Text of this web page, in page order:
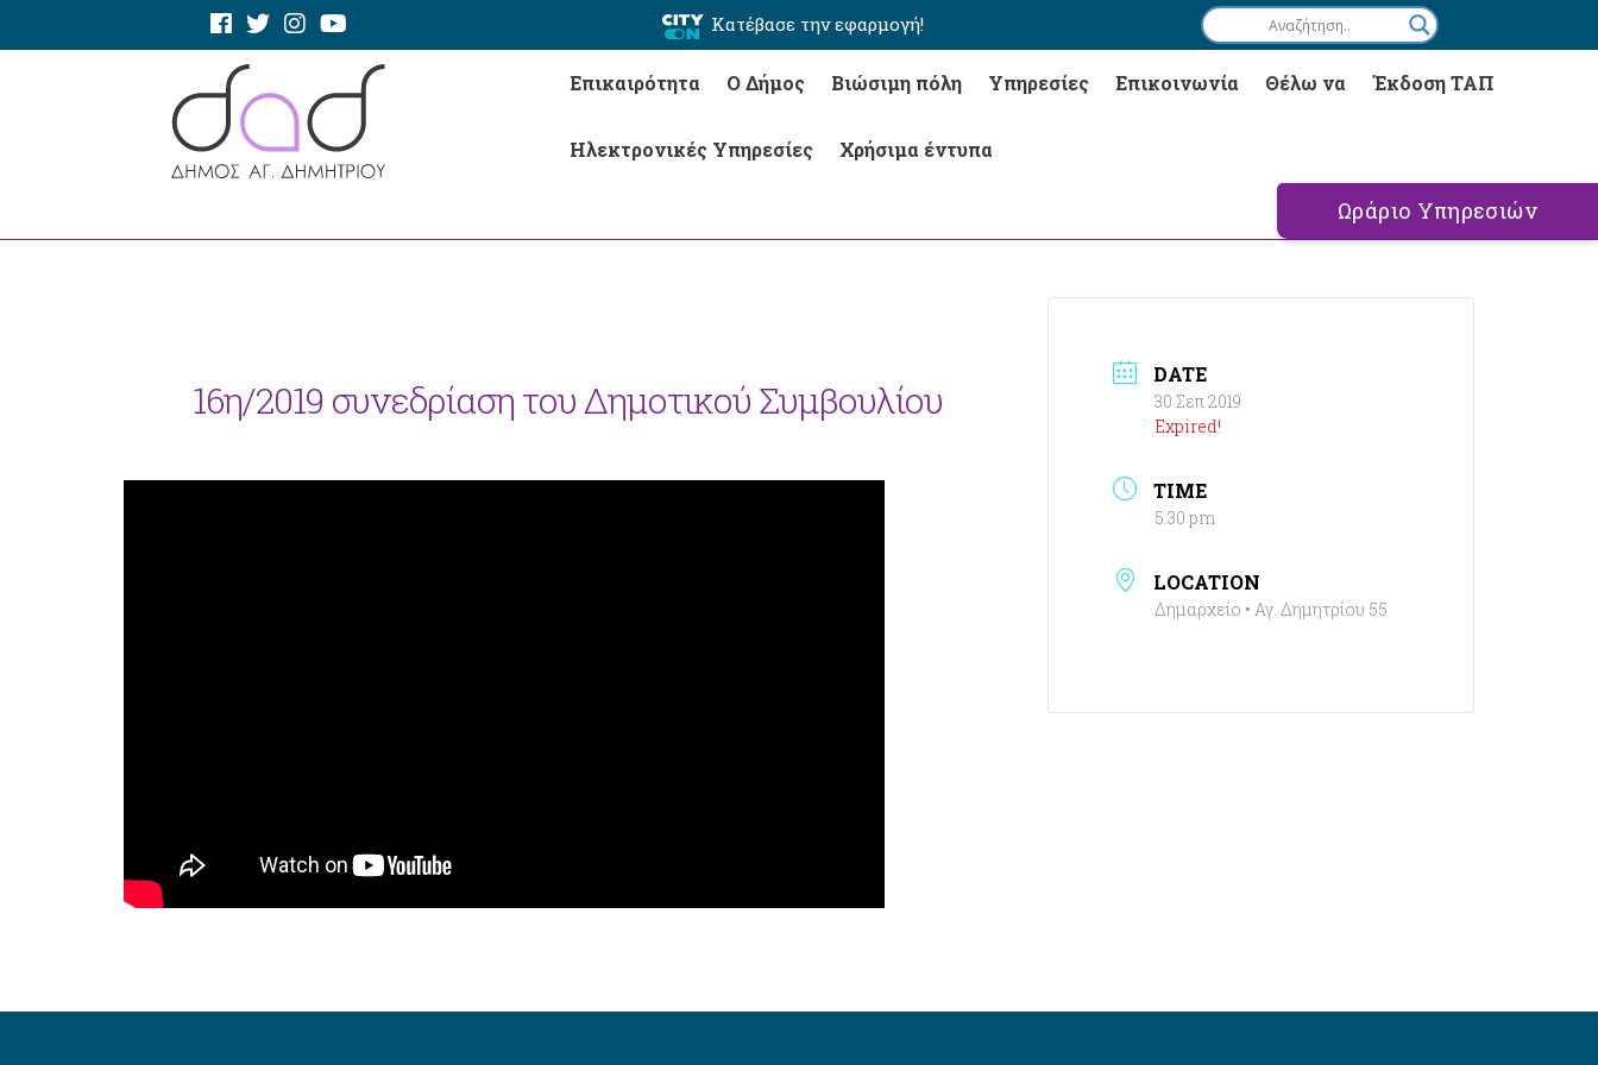
Κατέβασε την εφαρμογή!
Επικαιρότητα Ο Δήμος Βιώσιμη πόλη Υπηρεσίες Επικοινωνία Θέλω να Έκδοση ΤΑΠ
Ηλεκτρονικές Υπηρεσίες Χρήσιμα έντυπα
Ωράριο Υπηρεσιών
16η/2019 συνεδρίαση του Δημοτικού Συμβουλίου
DATE
30 Σεπ 2019
Expired!
TIME
5:30 pm
LOCATION
Δημαρχείο • Αγ. Δημητρίου 55